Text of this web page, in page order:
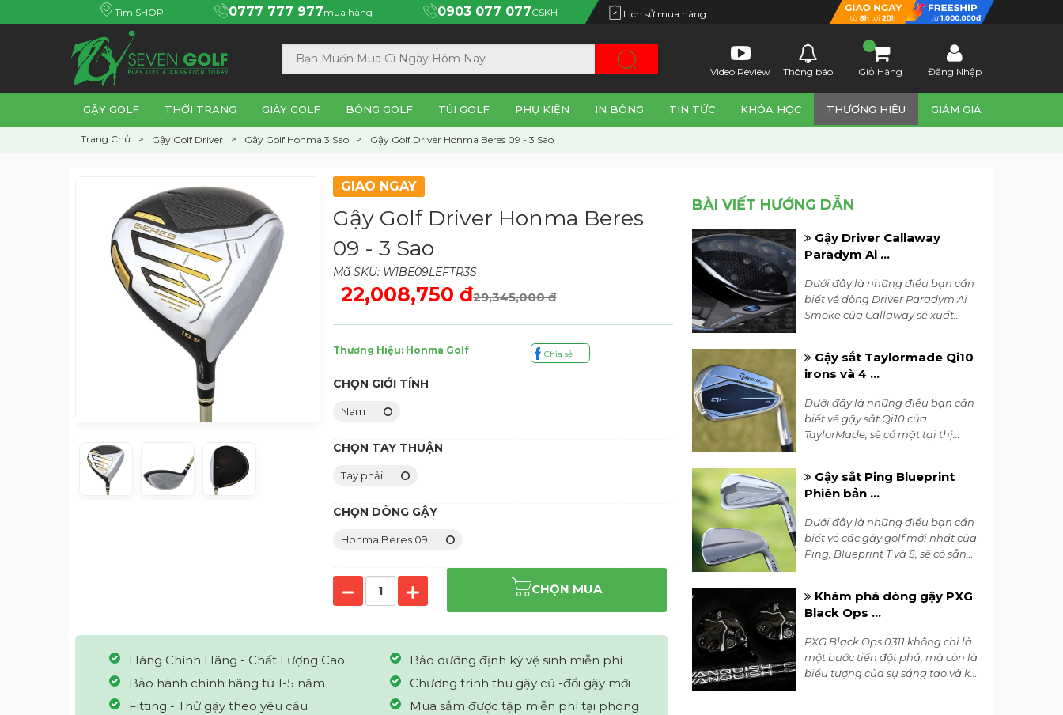
Tìm SHOP 0777 777 977mua hàng 0903 077 077CSKH Lịch sử mua hàng
Video Review Thông báo Giỏ Hàng Đăng Nhập
GẬY GOLF THỜI TRANG GIÀY GOLF BÓNG GOLF TÚI GOLF PHỤ KIỆN IN BÓNG TIN TỨC KHÓA HỌC THƯƠNG HIỆU GIẢM GIÁ
Trang Chủ Gậy Golf Driver Gậy Golf Honma 3 Sao Gậy Golf Driver Honma Beres 09 - 3 Sao
GIAO NGAY
Gậy Golf Driver Honma Beres
09 - 3 Sao
Mã SKU: W1BE09LEFTR3S
22,008,750 đ29,345,000 đ
Thương Hiệu: Honma Golf Chia sẻ
CHỌN GIỚI TÍNH
Nam
CHỌN TAY THUẬN
Tay phải
CHỌN DÒNG GẬY
Honma Beres 09
CHỌN MUA
Hàng Chính Hãng - Chất Lượng Cao
Bảo hành chính hãng từ 1-5 năm
Fitting - Thử gậy theo yêu cầu
Bảo dưỡng định kỳ vệ sinh miễn phí
Chương trình thu gậy cũ -đổi gậy mới
Mua sắm được tập miễn phí tại phòng
BÀI VIẾT HƯỚNG DẪN
Gậy Driver Callaway
Paradym Ai ...
Dưới đây là những điều bạn cần
biết về dòng Driver Paradym Ai
Smoke của Callaway sẽ xuất
ngay!
Gậy sắt Taylormade Qi10
irons và 4 ...
Dưới đây là những điều bạn cần
biết về gậy sắt Qi10 của
TaylorMade, sẽ có mặt tại thị
hiểu về dòng gậy sắt Taylormade
Qi10 irons.
Gậy sắt Ping Blueprint
Phiên bản ...
Dưới đây là những điều bạn cần
biết về các gậy golf mới nhất của
Ping, Blueprint T và S, sẽ có sẵn
Khám phá dòng gậy PXG
Black Ops ...
PXG Black Ops 0311 không chỉ là
một bước tiến đột phá, mà còn là
biểu tượng của sự sáng tạo và kỹ